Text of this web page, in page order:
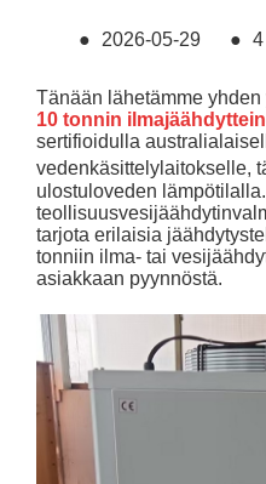
● 2026-05-29 ● 4
Tänään lähetämme yhden
10 tonnin
sertifioidulla
vedenkäsittelylaitokselle,
ulostuloveden
tarjota erilaisia
tonniin ilma- tai
asiakkaan pyynnöstä.